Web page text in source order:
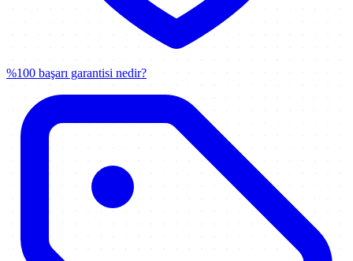
%100 başarı garantisi nedir?